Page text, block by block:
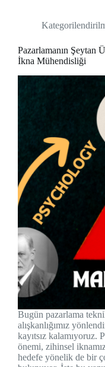
Pazarlamanın Şeytan
İkna Mühendisliği
Bugün pazarlama
alışkanlığımız
kayıtsız kalamıyoruz.
önemi, zihinsel
hedefe yönelik de bir